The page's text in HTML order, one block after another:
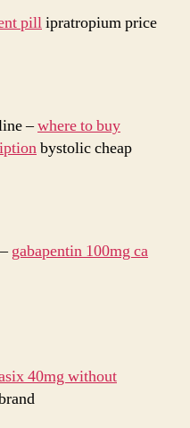
pillipratropium price
–where to buy
bystolic cheap
gabapentin 100mg ca
40mg without